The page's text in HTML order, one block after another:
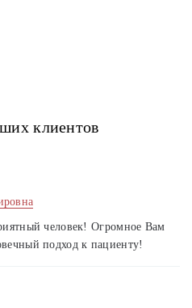
клиентов
человек! Огромное Вам
подход к пациенту!